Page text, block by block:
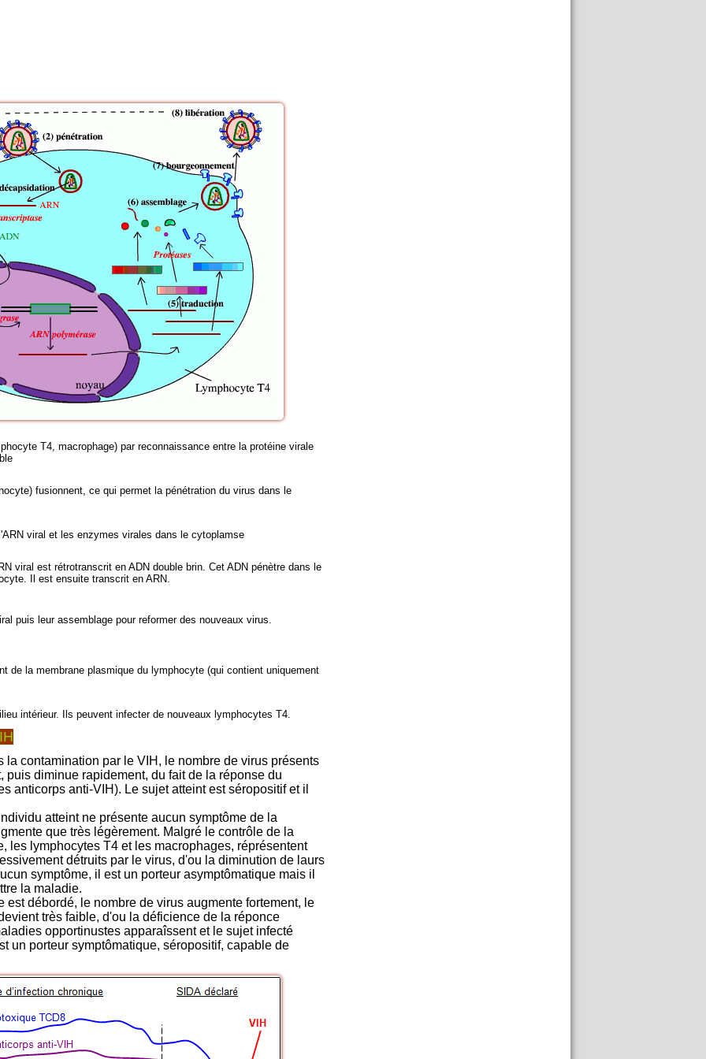
T4, macrophage) par reconnaissance entre la protéine virale
fusionnent, ce qui permet la pénétration du virus dans le
viral et les enzymes virales dans le cytoplamse
viral est rétrotranscrit en ADN double brin. Cet ADN pénètre dans le
Il est ensuite transcrit en ARN.
puis leur assemblage pour reformer des nouveaux virus.
de la membrane plasmique du lymphocyte (qui contient uniquement
intérieur. Ils peuvent infecter de nouveaux lymphocytes T4.
la contamination par le VIH, le nombre de virus présents
puis diminue rapidement, du fait de la réponse du
anticorps anti-VIH). Le sujet atteint est séropositif et il
atteint ne présente aucun symptôme de la
que très légèrement. Malgré le contrôle de la
les lymphocytes T4 et les macrophages, réprésentent
détruits par le virus, d'ou la diminution de laurs
symptôme, il est un porteur asymptômatique mais il
la maladie.
débordé, le nombre de virus augmente fortement, le
très faible, d'ou la déficience de la réponce
opportinustes apparaîssent et le sujet infecté
un porteur symptômatique, séropositif, capable de